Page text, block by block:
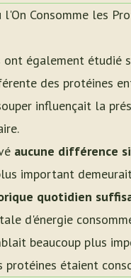
l'On Consomme les
ont également étudié
des protéines
influençait la
aucune différence
important
quotidien
d'énergie
beaucoup plus
protéines étaient